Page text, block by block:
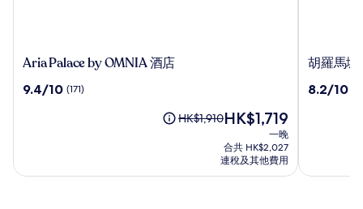
Aria
by
Aria Palace by OMNIA 酒店
9.4
分)，
9.4/10 (171)
原
HK$1,910，
看
HK$1,910現
HK$1,719
HK$1,719
一晚
合共 HK$2,027
連稅及其他費用
胡
馬
胡羅馬城
8.2
分)，
8.2/10